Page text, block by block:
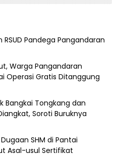
Pandega Pangandaran
Warga Pangandaran
Operasi Gratis Ditanggung
Bangkai Tongkang dan
Soroti Buruknya
SHM di Pantai
Asal-usul Sertifikat